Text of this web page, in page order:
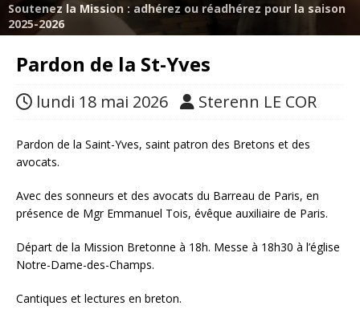
Soutenez la Mission : adhérez ou réadhérez pour la saison
2025-2026
Pardon de la St-Yves
lundi 18 mai 2026 Sterenn LE COR
Pardon de la Saint-Yves, saint patron des Bretons et des
avocats.
Avec des sonneurs et des avocats du Barreau de Paris, en
présence de Mgr Emmanuel Tois, évêque auxiliaire de Paris.
Départ de la Mission Bretonne à 18h. Messe à 18h30 à l’église
Notre-Dame-des-Champs.
Cantiques et lectures en breton.